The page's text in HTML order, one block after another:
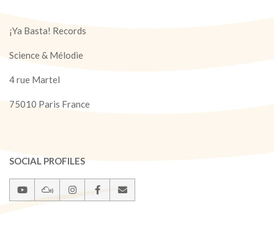
¡Ya Basta! Records
Science & Mélodie
4 rue Martel
75010 Paris France
SOCIAL PROFILES